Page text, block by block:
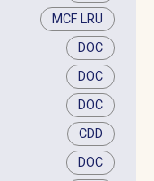
MCF LRU
DOC
DOC
DOC
CDD
DOC